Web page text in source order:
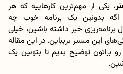
، یکی از مهم‌ترین کارهاییه که هر
اگه بدونین یک برنامه خوب چه
برنامه‌ریزی خبر داشته باشین، خیلی
این مسیر بربیاین. در این مقاله
براتون توضیح بدیم تا بتونین یک